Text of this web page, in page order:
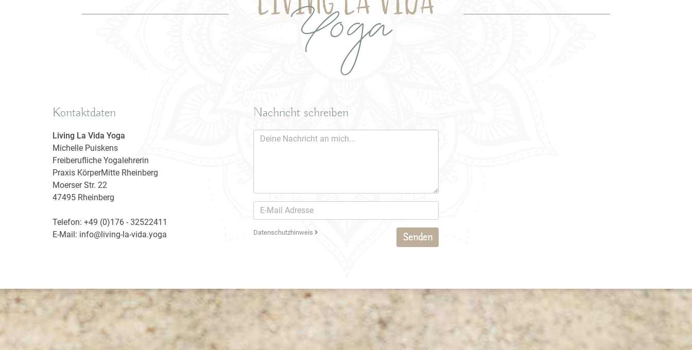
Kontaktdaten
Living La Vida Yoga
Michelle Puiskens
Freiberufliche Yogalehrerin
Praxis KörperMitte Rheinberg
Moerser Str. 22
47495 Rheinberg
Telefon: +49 (0)176 - 32522411
E-Mail: info@living-la-vida.yoga
Nachricht schreiben
Datenschutzhinweis Senden